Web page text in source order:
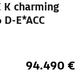
K charming
E*ACC
94.490 €